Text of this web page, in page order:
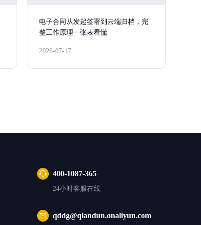
电子合同从发起签署到云端归档，完
整工作原理一张表看懂
2026-07-17
400-1087-365
24小时客服在线
qddg@qiandun.onaliyun.com